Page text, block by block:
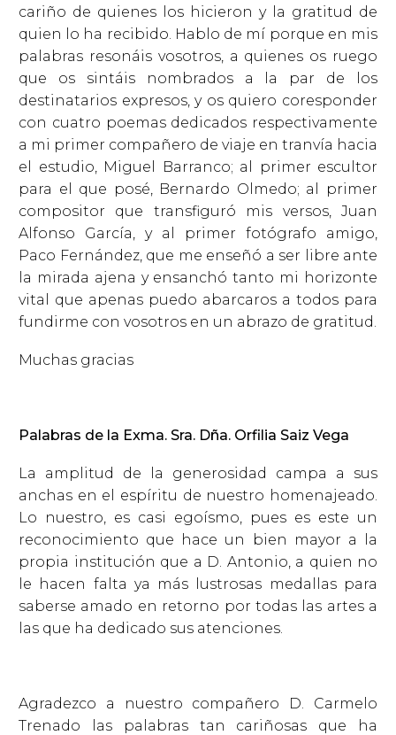
cariño de quienes los hicieron y la gratitud de
quien lo ha recibido. Hablo de mí porque en mis
palabras resonáis vosotros, a quienes os ruego
que os sintáis nombrados a la par de los
destinatarios expresos, y os quiero coresponder
con cuatro poemas dedicados respectivamente
a mi primer compañero de viaje en tranvía hacia
el estudio, Miguel Barranco; al primer escultor
para el que posé, Bernardo Olmedo; al primer
compositor que transfiguró mis versos, Juan
Alfonso García, y al primer fotógrafo amigo,
Paco Fernández, que me enseñó a ser libre ante
la mirada ajena y ensanchó tanto mi horizonte
vital que apenas puedo abarcaros a todos para
fundirme con vosotros en un abrazo de gratitud.
Muchas gracias
Palabras de la Exma. Sra. Dña. Orfilia Saiz Vega
La amplitud de la generosidad campa a sus
anchas en el espíritu de nuestro homenajeado.
Lo nuestro, es casi egoísmo, pues es este un
reconocimiento que hace un bien mayor a la
propia institución que a D. Antonio, a quien no
le hacen falta ya más lustrosas medallas para
saberse amado en retorno por todas las artes a
las que ha dedicado sus atenciones.
Agradezco a nuestro compañero D. Carmelo
Trenado las palabras tan cariñosas que ha